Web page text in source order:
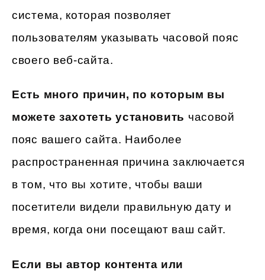
система, которая позволяет
пользователям указывать часовой пояс
своего веб-сайта.
Есть много причин, по которым вы
можете захотеть установить часовой
пояс вашего сайта. Наиболее
распространенная причина заключается
в том, что вы хотите, чтобы ваши
посетители видели правильную дату и
время, когда они посещают ваш сайт.
Если вы автор контента или